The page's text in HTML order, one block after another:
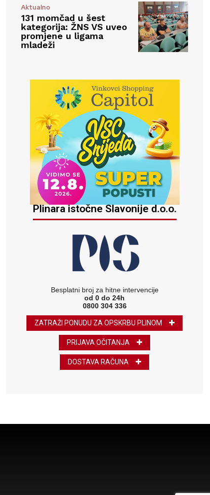
Aktualno
131 momčad u šest
kategorija: ŽNS VS uveo
promjene u ligama
mladeži
Plinara istočne Slavonije d.o.o.
Besplatni broj za hitne intervencije
od 0 do 24h
0800 304 336
ZATRAŽI PONUDU ZA OPSKRBU PLINOM
PRIJAVA OČITANJA
DOSTAVA RAČUNA